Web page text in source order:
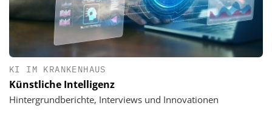
KI IM KRANKENHAUS
Künstliche Intelligenz
Hintergrundberichte, Interviews und Innovationen